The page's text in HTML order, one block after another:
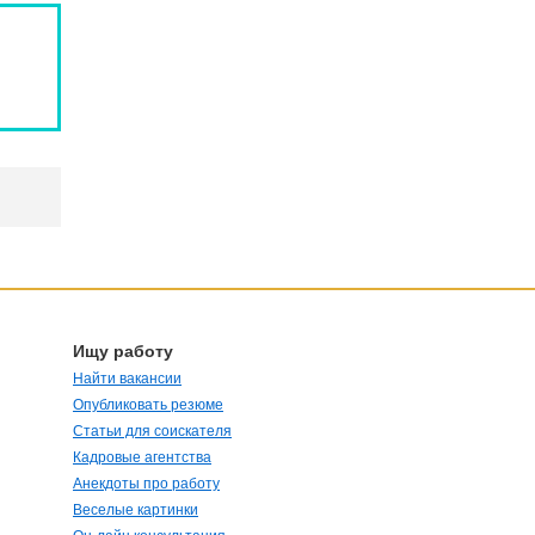
Ищу работу
Найти вакансии
Опубликовать резюме
Статьи для соискателя
Кадровые агентства
Анекдоты про работу
Веселые картинки